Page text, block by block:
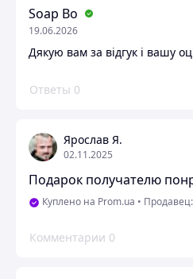
Soap Bo
19.06.2026
Дякую вам за відгук і вашу
Ответы 0
Ярослав Я.
02.11.2025
Подарок получателю
Куплено на Prom.ua •
Комментарии 0